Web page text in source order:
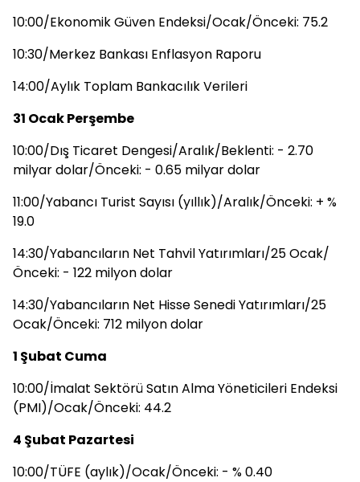
10:00/Ekonomik Güven Endeksi/Ocak/Önceki: 75.2
10:30/Merkez Bankası Enflasyon Raporu
14:00/Aylık Toplam Bankacılık Verileri
31 Ocak Perşembe
10:00/Dış Ticaret Dengesi/Aralık/Beklenti: - 2.70
milyar dolar/Önceki: - 0.65 milyar dolar
11:00/Yabancı Turist Sayısı (yıllık)/Aralık/Önceki: + %
19.0
14:30/Yabancıların Net Tahvil Yatırımları/25 Ocak/
Önceki: - 122 milyon dolar
14:30/Yabancıların Net Hisse Senedi Yatırımları/25
Ocak/Önceki: 712 milyon dolar
1 Şubat Cuma
10:00/İmalat Sektörü Satın Alma Yöneticileri Endeksi
(PMI)/Ocak/Önceki: 44.2
4 Şubat Pazartesi
10:00/TÜFE (aylık)/Ocak/Önceki: - % 0.40